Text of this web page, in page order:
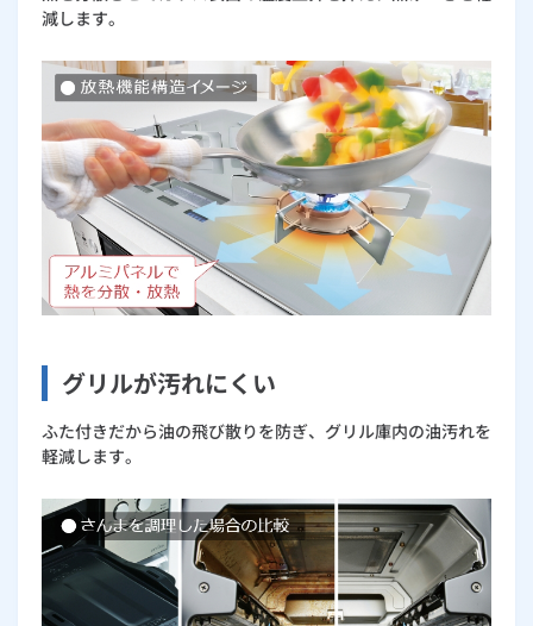
減します。
グリルが汚れにくい
ふた付きだから油の飛び散りを防ぎ、グリル庫内の油汚れを
軽減します。